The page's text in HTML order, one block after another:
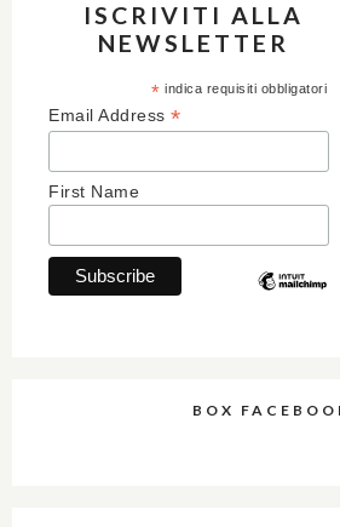
ISCRIVITI ALLA
NEWSLETTER
* indica requisiti obbligatori
Email Address *
First Name
BOX